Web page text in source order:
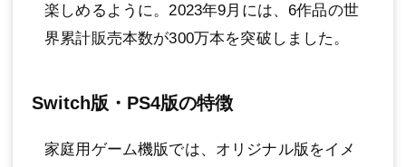
楽しめるように。2023年9月には、6作品の世
界累計販売本数が300万本を突破しました。
Switch版・PS4版の特徴
家庭用ゲーム機版では、オリジナル版をイメ